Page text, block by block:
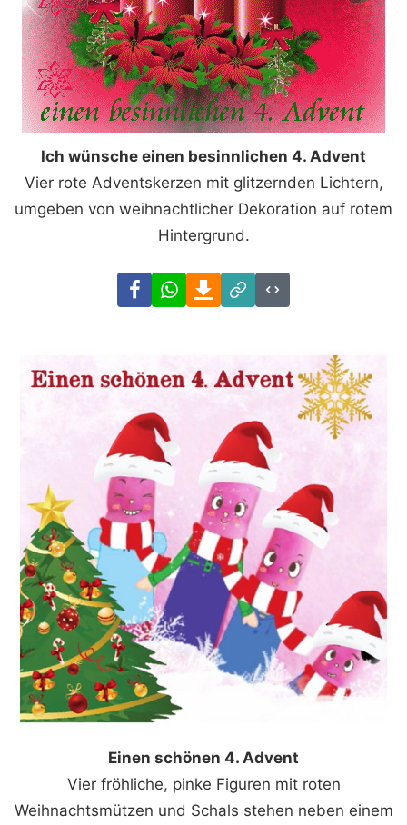
Ich wünsche einen besinnlichen 4. Advent
Vier rote Adventskerzen mit glitzernden Lichtern,
umgeben von weihnachtlicher Dekoration auf rotem
Hintergrund.
FacebookWhatsAppDownload
Link
Code
Einen schönen 4. Advent
Vier fröhliche, pinke Figuren mit roten
Weihnachtsmützen und Schals stehen neben einem